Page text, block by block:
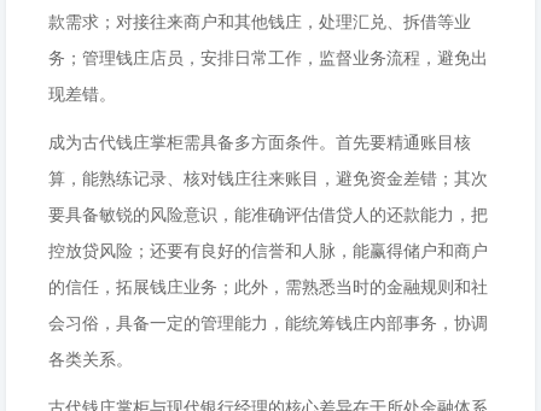
款需求；对接往来商户和其他钱庄，处理汇兑、拆借等业
务；管理钱庄店员，安排日常工作，监督业务流程，避免出
现差错。
成为古代钱庄掌柜需具备多方面条件。首先要精通账目核
算，能熟练记录、核对钱庄往来账目，避免资金差错；其次
要具备敏锐的风险意识，能准确评估借贷人的还款能力，把
控放贷风险；还要有良好的信誉和人脉，能赢得储户和商户
的信任，拓展钱庄业务；此外，需熟悉当时的金融规则和社
会习俗，具备一定的管理能力，能统筹钱庄内部事务，协调
各类关系。
古代钱庄掌柜与现代银行经理的核心差异在于所处金融体系